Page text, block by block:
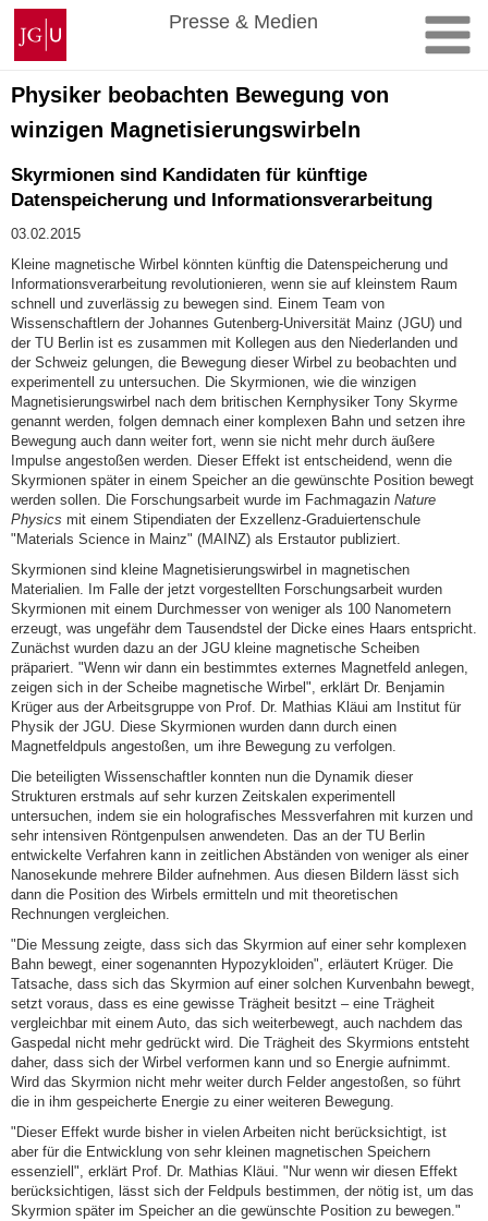
Zum
Inhalt
springen
Johannes
Gutenberg-
Universität
Mainz
Presse & Medien
Physiker beobachten Bewegung von
winzigen Magnetisierungswirbeln
Skyrmionen sind Kandidaten für künftige
Datenspeicherung und Informationsverarbeitung
03.02.2015
Kleine magnetische Wirbel könnten künftig die Datenspeicherung und
Informationsverarbeitung revolutionieren, wenn sie auf kleinstem Raum
schnell und zuverlässig zu bewegen sind. Einem Team von
Wissenschaftlern der Johannes Gutenberg-Universität Mainz (JGU) und
der TU Berlin ist es zusammen mit Kollegen aus den Niederlanden und
der Schweiz gelungen, die Bewegung dieser Wirbel zu beobachten und
experimentell zu untersuchen. Die Skyrmionen, wie die winzigen
Magnetisierungswirbel nach dem britischen Kernphysiker Tony Skyrme
genannt werden, folgen demnach einer komplexen Bahn und setzen ihre
Bewegung auch dann weiter fort, wenn sie nicht mehr durch äußere
Impulse angestoßen werden. Dieser Effekt ist entscheidend, wenn die
Skyrmionen später in einem Speicher an die gewünschte Position bewegt
werden sollen. Die Forschungsarbeit wurde im Fachmagazin Nature
Physics mit einem Stipendiaten der Exzellenz-Graduiertenschule
"Materials Science in Mainz" (MAINZ) als Erstautor publiziert.
Skyrmionen sind kleine Magnetisierungswirbel in magnetischen
Materialien. Im Falle der jetzt vorgestellten Forschungsarbeit wurden
Skyrmionen mit einem Durchmesser von weniger als 100 Nanometern
erzeugt, was ungefähr dem Tausendstel der Dicke eines Haars entspricht.
Zunächst wurden dazu an der JGU kleine magnetische Scheiben
präpariert. "Wenn wir dann ein bestimmtes externes Magnetfeld anlegen,
zeigen sich in der Scheibe magnetische Wirbel", erklärt Dr. Benjamin
Krüger aus der Arbeitsgruppe von Prof. Dr. Mathias Kläui am Institut für
Physik der JGU. Diese Skyrmionen wurden dann durch einen
Magnetfeldpuls angestoßen, um ihre Bewegung zu verfolgen.
Die beteiligten Wissenschaftler konnten nun die Dynamik dieser
Strukturen erstmals auf sehr kurzen Zeitskalen experimentell
untersuchen, indem sie ein holografisches Messverfahren mit kurzen und
sehr intensiven Röntgenpulsen anwendeten. Das an der TU Berlin
entwickelte Verfahren kann in zeitlichen Abständen von weniger als einer
Nanosekunde mehrere Bilder aufnehmen. Aus diesen Bildern lässt sich
dann die Position des Wirbels ermitteln und mit theoretischen
Rechnungen vergleichen.
"Die Messung zeigte, dass sich das Skyrmion auf einer sehr komplexen
Bahn bewegt, einer sogenannten Hypozykloiden", erläutert Krüger. Die
Tatsache, dass sich das Skyrmion auf einer solchen Kurvenbahn bewegt,
setzt voraus, dass es eine gewisse Trägheit besitzt – eine Trägheit
vergleichbar mit einem Auto, das sich weiterbewegt, auch nachdem das
Gaspedal nicht mehr gedrückt wird. Die Trägheit des Skyrmions entsteht
daher, dass sich der Wirbel verformen kann und so Energie aufnimmt.
Wird das Skyrmion nicht mehr weiter durch Felder angestoßen, so führt
die in ihm gespeicherte Energie zu einer weiteren Bewegung.
"Dieser Effekt wurde bisher in vielen Arbeiten nicht berücksichtigt, ist
aber für die Entwicklung von sehr kleinen magnetischen Speichern
essenziell", erklärt Prof. Dr. Mathias Kläui. "Nur wenn wir diesen Effekt
berücksichtigen, lässt sich der Feldpuls bestimmen, der nötig ist, um das
Skyrmion später im Speicher an die gewünschte Position zu bewegen."